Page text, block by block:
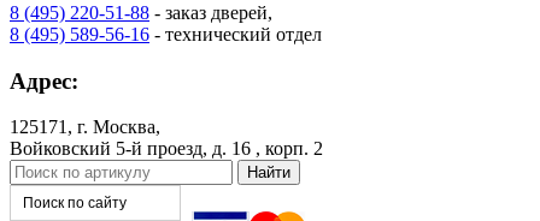
8 (495) 220-51-88 - заказ дверей,
8 (495) 589-56-16 - технический отдел
Адрес:
125171, г. Москва,
Войковский 5-й проезд, д. 16 , корп. 2